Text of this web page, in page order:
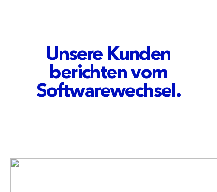
Unsere Kunden
berichten vom
Software­wechsel.